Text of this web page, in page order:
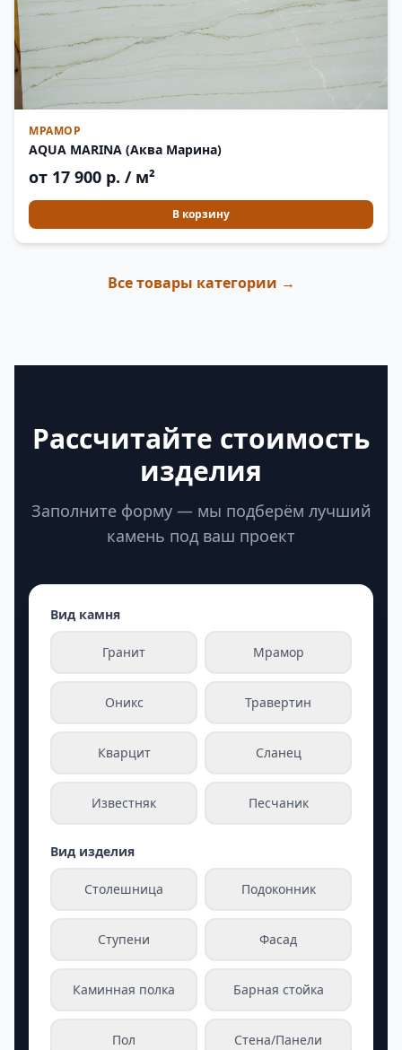
МРАМОР
AQUA MARINA (Аква Марина)
от 17 900 р. / м²
В корзину
Все товары категории →
Рассчитайте стоимость
изделия
Заполните форму — мы подберём лучший
камень под ваш проект
Вид камня
Гранит Мрамор
Оникс Травертин
Кварцит Сланец
Известняк Песчаник
Вид изделия
Столешница Подоконник
Ступени Фасад
Каминная полка Барная стойка
Пол Стена/Панели